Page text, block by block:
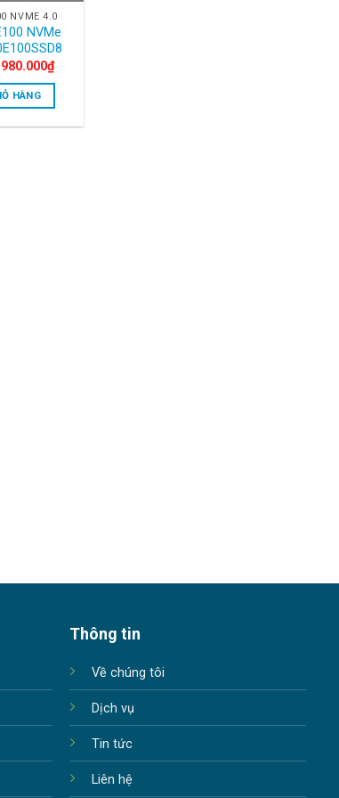
NVME 4.0
NVMe
₫Current
price
HÀNG
Thông tin
Về chúng tôi
Dịch vụ
Tin tức
Liên hệ